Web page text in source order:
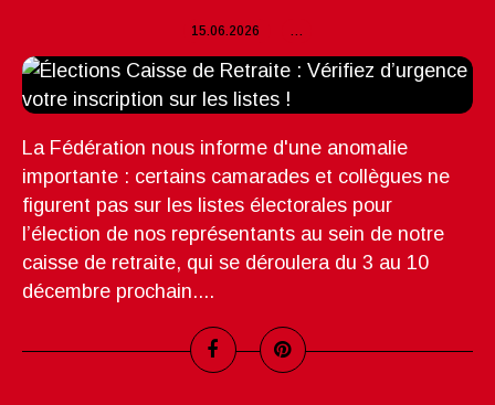
15.06.2026 …
La Fédération nous informe d'une anomalie
importante : certains camarades et collègues ne
figurent pas sur les listes électorales pour
l’élection de nos représentants au sein de notre
caisse de retraite, qui se déroulera du 3 au 10
décembre prochain....